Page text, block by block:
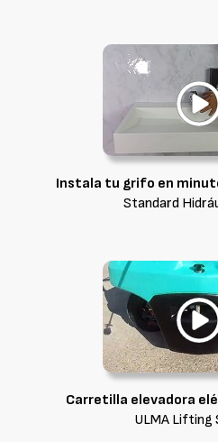
Instala tu grifo en
Standard
Carretilla elevadora
ULMA Lifting